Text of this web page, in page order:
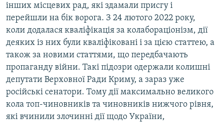
інших місцевих рад, які здамали присгу і
перейшли на бік ворога. З 24 лютого 2022 року,
коли додалася кваліфікація за колабораціонізм, дії
деяких із них були кваліфіковані і за цією статтею, а
також за новими статтями, що передбачають
пропаганду війни. Такі підозри одержали колишні
депутати Верховної Ради Криму, а зараз уже
російські сенатори. Тому дії максимально великого
кола топ-чиновників та чиновників нижчого рівня,
які вчинили злочинні дії щодо України,